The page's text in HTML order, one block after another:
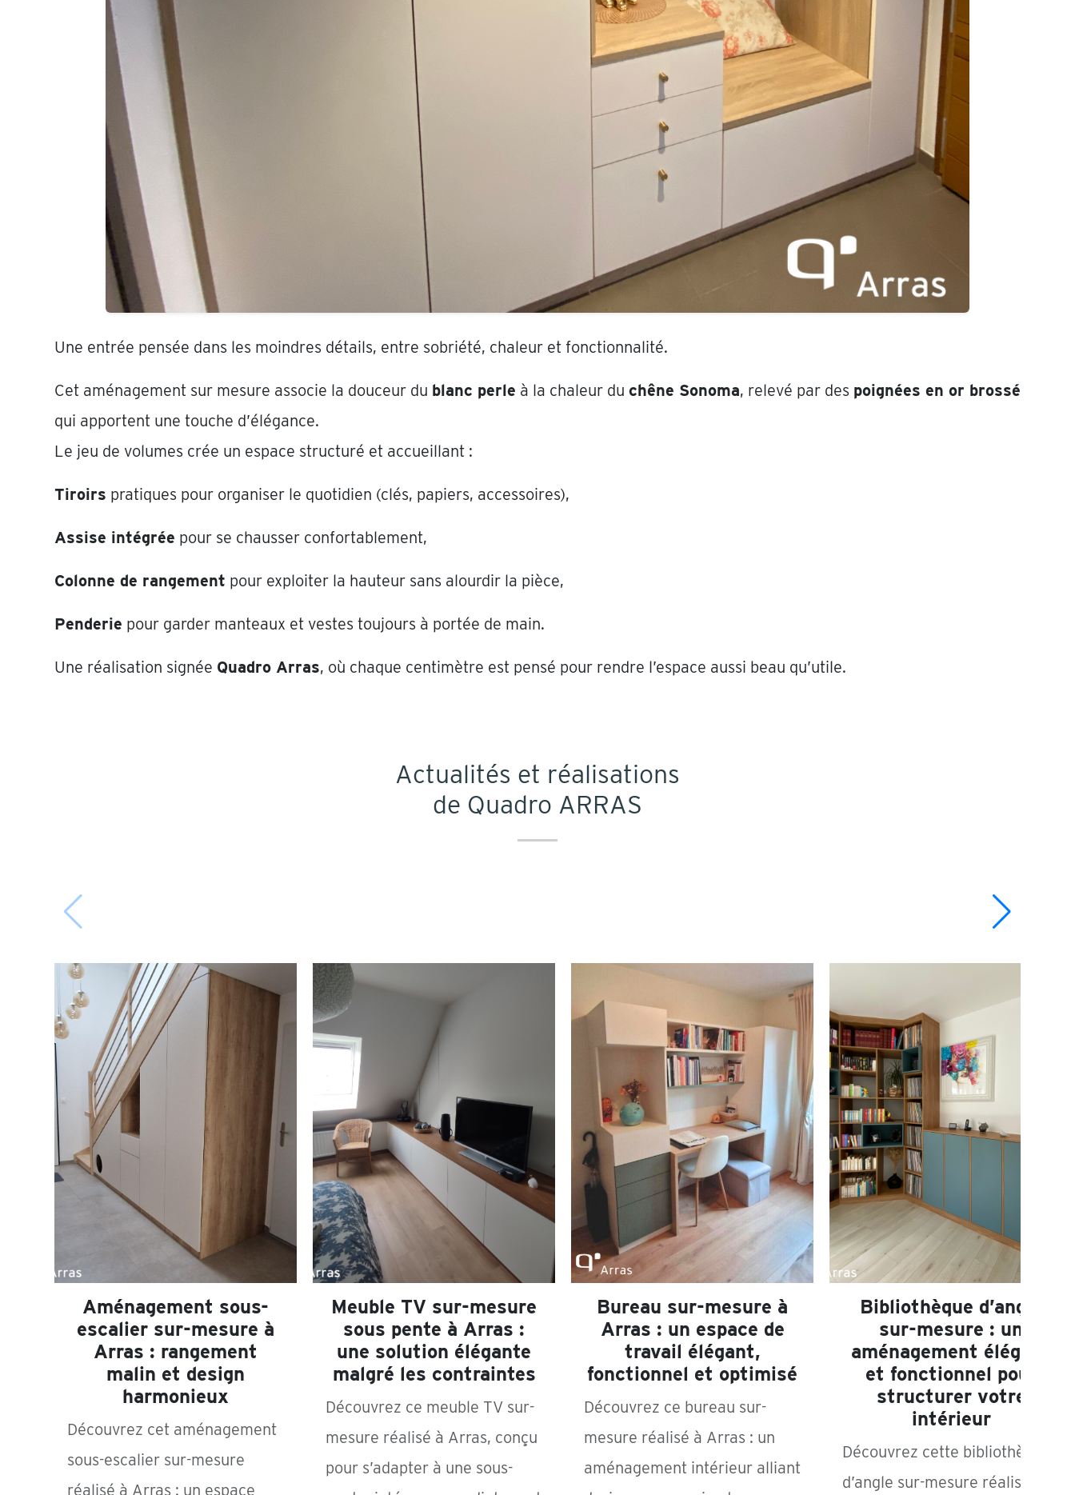
Une entrée pensée dans les moindres détails, entre sobriété, chaleur et fonctionnalité.
Cet aménagement sur mesure associe la douceur du blanc perle à la chaleur du chêne Sonoma, relevé par des poignées en or brossé
qui apportent une touche d’élégance.
Le jeu de volumes crée un espace structuré et accueillant :
Tiroirs pratiques pour organiser le quotidien (clés, papiers, accessoires),
Assise intégrée pour se chausser confortablement,
Colonne de rangement pour exploiter la hauteur sans alourdir la pièce,
Penderie pour garder manteaux et vestes toujours à portée de main.
Une réalisation signée Quadro Arras, où chaque centimètre est pensé pour rendre l’espace aussi beau qu’utile.
Actualités et réalisations
de Quadro ARRAS
Aménagement sous-
escalier sur-mesure à
Arras : rangement
malin et design
harmonieux
Découvrez cet aménagement
sous-escalier sur-mesure
réalisé à Arras : un espace
Meuble TV sur-mesure
sous pente à Arras :
une solution élégante
malgré les contraintes
Découvrez ce meuble TV sur-
mesure réalisé à Arras, conçu
pour s’adapter à une sous-
Bureau sur-mesure à
Arras : un espace de
travail élégant,
fonctionnel et optimisé
Découvrez ce bureau sur-
mesure réalisé à Arras : un
aménagement intérieur alliant
Bibliothèque d’angle
sur-mesure : un
aménagement élégant
et fonctionnel pour
structurer votre
intérieur
Découvrez cette bibliothèque
d’angle sur-mesure réalisée à